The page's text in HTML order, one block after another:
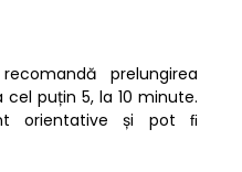
prelungirea
puțin 5, la 10 minute.
orientative și pot ﬁ